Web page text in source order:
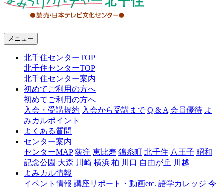
ャ
千
メニュー
北千住センターTOP
北千住センターTOP
北千住センター案内
初めてご利用の方へ
初めてご利用の方へ
入会・受講規約 入会から受講まで Q & A 会員優待 よ
みカルポイント
よくある質問
センター案内
センターMAP 荻窪 恵比寿 錦糸町 北千住 八王子 昭和
記念公園 大森 川崎 横浜 柏 川口 自由が丘 川越
よみカル情報
イベント情報 講座リポート・動画etc. 語学カレッジ 今